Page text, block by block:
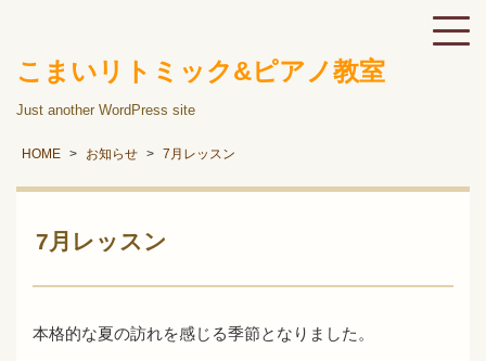
こまいリトミック&ピアノ教室
Just another WordPress site
HOME お知らせ 7月レッスン
7月レッスン
本格的な夏の訪れを感じる季節となりました。